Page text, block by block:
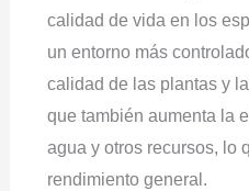
calidad de vida en los
un entorno más
calidad de las plantas y
que también aumenta la
agua y otros recursos, lo
rendimiento general.